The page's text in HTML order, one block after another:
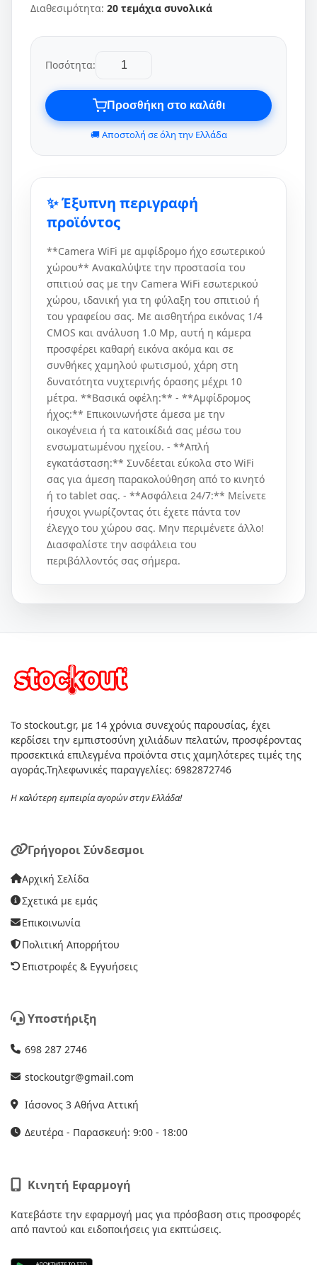
Διαθεσιμότητα: 20 τεμάχια συνολικά
Ποσότητα:
Προσθήκη στο καλάθι
🚚 Αποστολή σε όλη την Ελλάδα
✨ Έξυπνη περιγραφή
προϊόντος
**Camera WiFi με αμφίδρομο ήχο εσωτερικού
χώρου** Ανακαλύψτε την προστασία του
σπιτιού σας με την Camera WiFi εσωτερικού
χώρου, ιδανική για τη φύλαξη του σπιτιού ή
του γραφείου σας. Με αισθητήρα εικόνας 1/4
CMOS και ανάλυση 1.0 Mp, αυτή η κάμερα
προσφέρει καθαρή εικόνα ακόμα και σε
συνθήκες χαμηλού φωτισμού, χάρη στη
δυνατότητα νυχτερινής όρασης μέχρι 10
μέτρα. **Βασικά οφέλη:** - **Αμφίδρομος
ήχος:** Επικοινωνήστε άμεσα με την
οικογένεια ή τα κατοικίδιά σας μέσω του
ενσωματωμένου ηχείου. - **Απλή
εγκατάσταση:** Συνδέεται εύκολα στο WiFi
σας για άμεση παρακολούθηση από το κινητό
ή το tablet σας. - **Ασφάλεια 24/7:** Μείνετε
ήσυχοι γνωρίζοντας ότι έχετε πάντα τον
έλεγχο του χώρου σας. Μην περιμένετε άλλο!
Διασφαλίστε την ασφάλεια του
περιβάλλοντός σας σήμερα.
Το stockout.gr, με 14 χρόνια συνεχούς παρουσίας, έχει
κερδίσει την εμπιστοσύνη χιλιάδων πελατών, προσφέροντας
προσεκτικά επιλεγμένα προϊόντα στις χαμηλότερες τιμές της
αγοράς.Τηλεφωνικές παραγγελίες: 6982872746
Η καλύτερη εμπειρία αγορών στην Ελλάδα!
Γρήγοροι Σύνδεσμοι
Αρχική Σελίδα
Σχετικά με εμάς
Επικοινωνία
Πολιτική Απορρήτου
Επιστροφές & Εγγυήσεις
Υποστήριξη
698 287 2746
stockoutgr@gmail.com
Ιάσονος 3 Αθήνα Αττική
Δευτέρα - Παρασκευή: 9:00 - 18:00
Κινητή Εφαρμογή
Κατεβάστε την εφαρμογή μας για πρόσβαση στις προσφορές
από παντού και ειδοποιήσεις για εκπτώσεις.